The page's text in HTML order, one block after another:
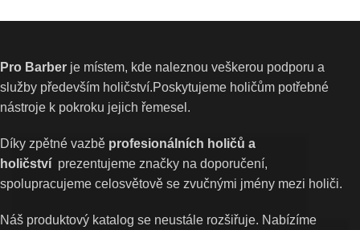
Pro Barber je místem, kde naleznou veškerou podporu a
služby především holičství.Poskytujeme holičům potřebné
nástroje k pokroku jejich řemesel.
Díky zpětné vazbě profesionálních holičů a
holičství prezentujeme značky na doporučení,
spolupracujeme celosvětově se zvučnými jmény mezi holiči.
Náš produktový katalog se neustále rozšiřuje. Nabízíme